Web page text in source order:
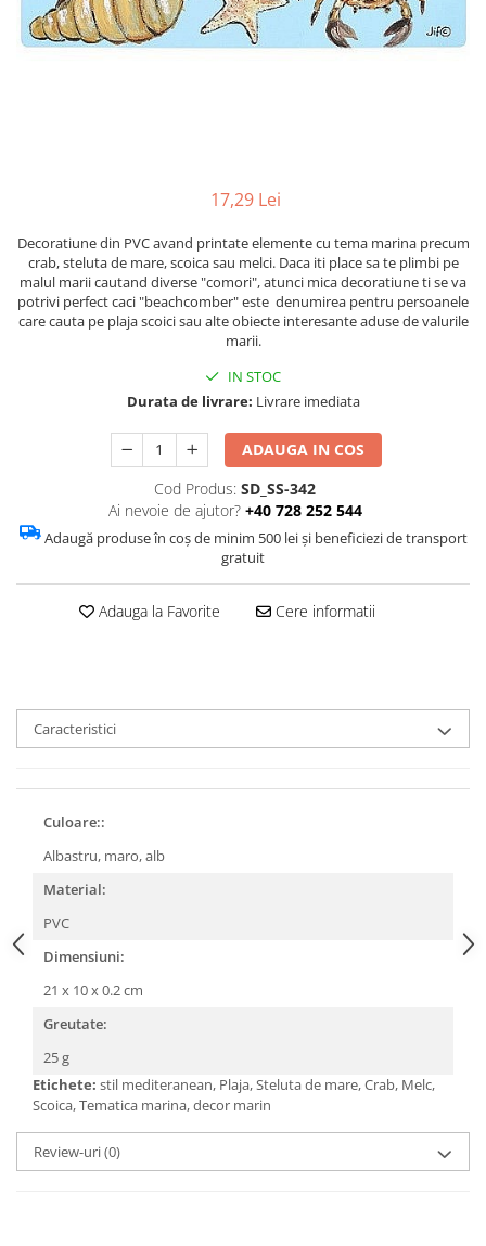
Barci, vapoare, ambarcatiuni
17,29 Lei
Decoratiune din PVC avand printate elemente cu tema marina precum
crab, steluta de mare, scoica sau melci. Daca iti place sa te plimbi pe
malul marii cautand diverse "comori", atunci mica decoratiune ti se va
potrivi perfect caci "beachcomber" este denumirea pentru persoanele
care cauta pe plaja scoici sau alte obiecte interesante aduse de valurile
marii.
IN STOC
Durata de livrare: Livrare imediata
ADAUGA IN COS
Cod Produs: SD_SS-342
Ai nevoie de ajutor? +40 728 252 544
Adaugă produse în coș de minim 500 lei și beneficiezi de transport
gratuit
Adauga la Favorite Cere informatii
Caracteristici
Culoare::
Albastru, maro, alb
Material:
PVC
Dimensiuni:
21 x 10 x 0.2 cm
Greutate:
25 g
Etichete: stil mediteranean, Plaja, Steluta de mare, Crab, Melc,
Scoica, Tematica marina, decor marin
Review-uri(0)